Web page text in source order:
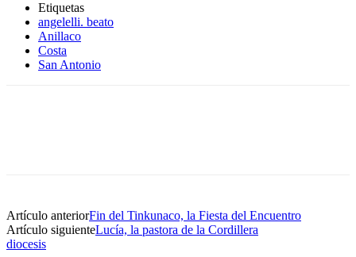
Etiquetas
angelelli. beato
Anillaco
Costa
San Antonio
Artículo anteriorFin del Tinkunaco, la Fiesta del Encuentro
Artículo siguienteLucía, la pastora de la Cordillera
diocesis